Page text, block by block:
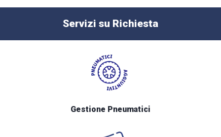
Servizi su Richiesta
Gestione Pneumatici